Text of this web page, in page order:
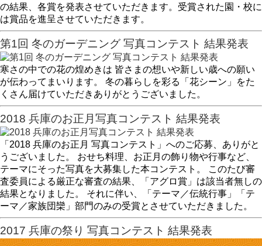
の結果、各賞を発表させていただきます。受賞された園・校に
は賞品を進呈させていただきます。
第1回 冬のガーデニング 写真コンテスト 結果発表
寒さの中での花の煌めきは 皆さまの想いや新しい歳への願い
が伝わってまいります。 冬の暮らしを彩る「花シーン」をた
くさん届けていただきありがとうございました。
2018 兵庫のお正月写真コンテスト 結果発表
「2018 兵庫のお正月 写真コンテスト」へのご応募、ありがと
うございました。 おせち料理、お正月の飾り物や行事など、
テーマにそった写真を大募集した本コンテスト。 このたび審
査委員による厳正な審査の結果、「アグロ賞」は該当者無しの
結果となりました。 それに伴い、「テーマ／伝統行事」「テ
ーマ／家族団欒」部門のみの受賞とさせていただきました。
2017 兵庫の祭り 写真コンテスト 結果発表